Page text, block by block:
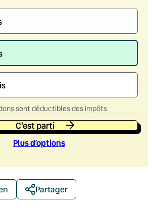
sont déductibles des impôts
C'est parti
Plus d’options
Partager